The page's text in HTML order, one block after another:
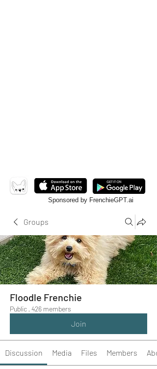
Sponsored by FrenchieGPT.ai
Groups
Floodle Frenchie
Public · 426 members
Join
Discussion Media Files Members